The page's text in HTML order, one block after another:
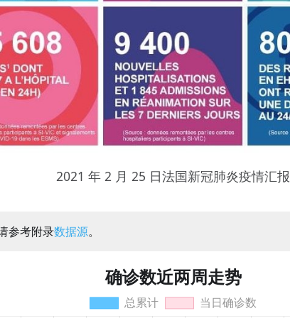
2021 年 2 月 25 日法国新冠肺炎疫情汇报
参考附录数据源。
确诊数近两周走势